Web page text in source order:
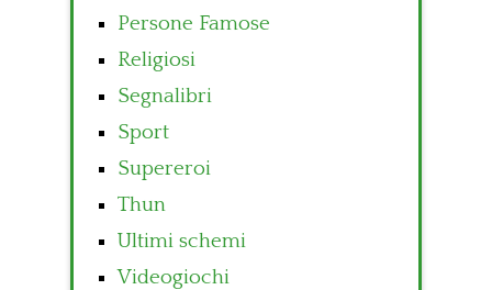
Persone Famose
Religiosi
Segnalibri
Sport
Supereroi
Thun
Ultimi schemi
Videogiochi